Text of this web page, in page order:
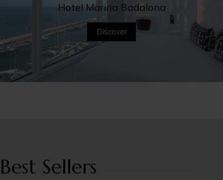
Hotel Marina Badalona
Discover
Best Sellers